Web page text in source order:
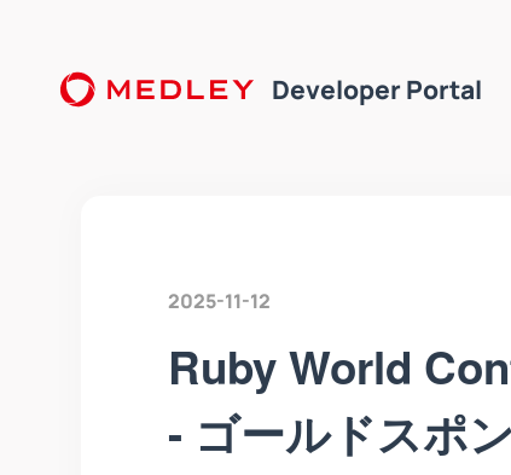
Developer Portal
2025-11-12
Ruby World
- ゴールドスポ